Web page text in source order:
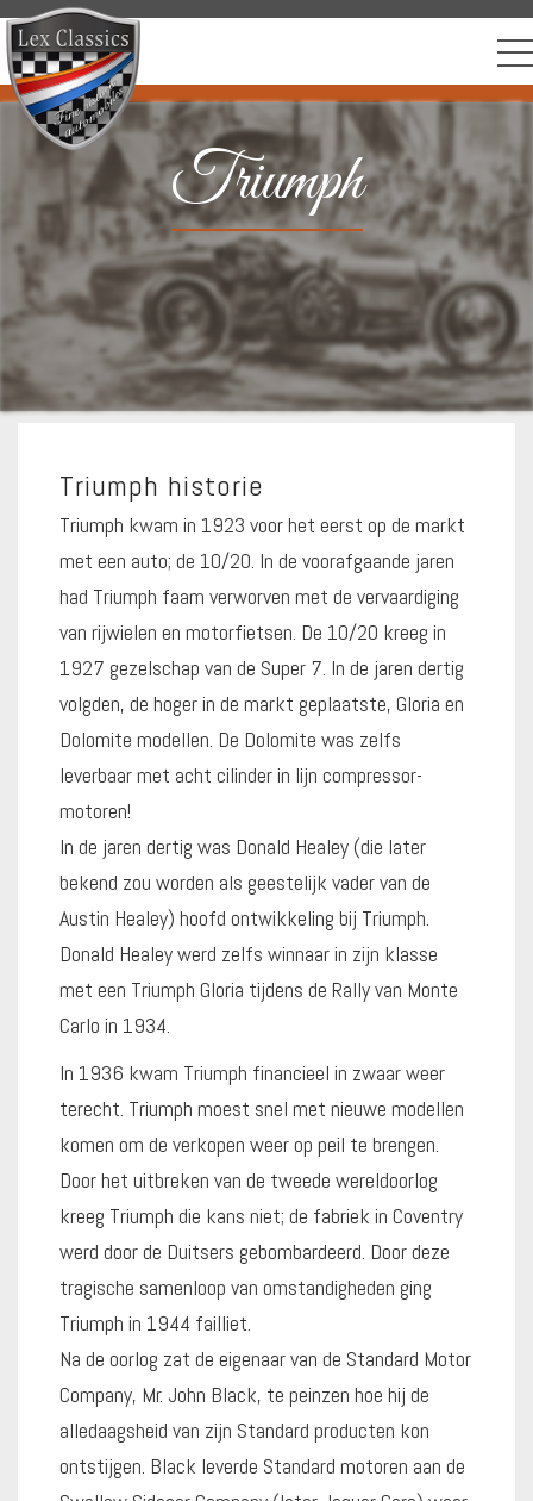
Triumph
Triumph historie
Triumph kwam in 1923 voor het eerst op de markt
met een auto; de 10/20. In de voorafgaande jaren
had Triumph faam verworven met de vervaardiging
van rijwielen en motorfietsen. De 10/20 kreeg in
1927 gezelschap van de Super 7. In de jaren dertig
volgden, de hoger in de markt geplaatste, Gloria en
Dolomite modellen. De Dolomite was zelfs
leverbaar met acht cilinder in lijn compressor-
motoren!
In de jaren dertig was Donald Healey (die later
bekend zou worden als geestelijk vader van de
Austin Healey) hoofd ontwikkeling bij Triumph.
Donald Healey werd zelfs winnaar in zijn klasse
met een Triumph Gloria tijdens de Rally van Monte
Carlo in 1934.
In 1936 kwam Triumph financieel in zwaar weer
terecht. Triumph moest snel met nieuwe modellen
komen om de verkopen weer op peil te brengen.
Door het uitbreken van de tweede wereldoorlog
kreeg Triumph die kans niet; de fabriek in Coventry
werd door de Duitsers gebombardeerd. Door deze
tragische samenloop van omstandigheden ging
Triumph in 1944 failliet.
Na de oorlog zat de eigenaar van de Standard Motor
Company, Mr. John Black, te peinzen hoe hij de
alledaagsheid van zijn Standard producten kon
ontstijgen. Black leverde Standard motoren aan de